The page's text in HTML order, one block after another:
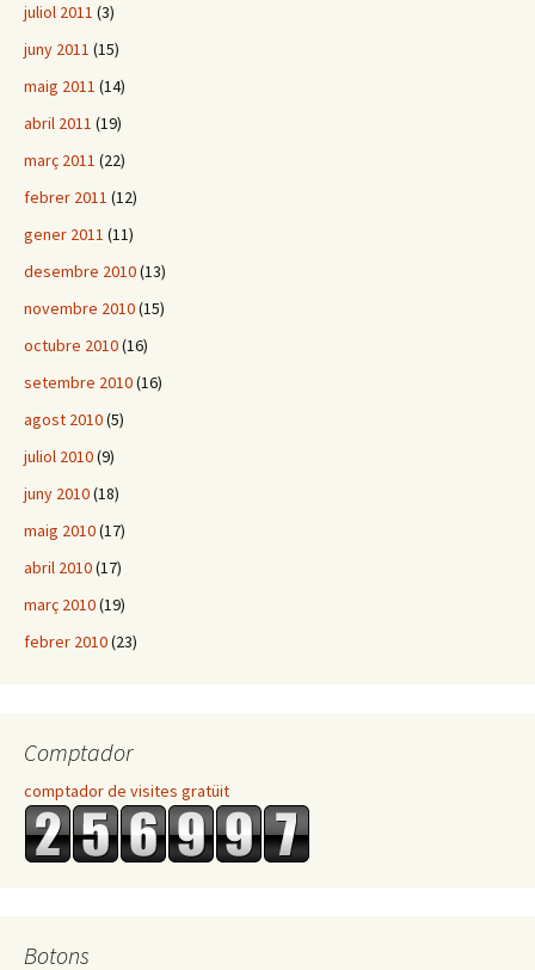
juliol 2011 (3)
juny 2011 (15)
maig 2011 (14)
abril 2011 (19)
març 2011 (22)
febrer 2011 (12)
gener 2011 (11)
desembre 2010(13)
novembre 2010(15)
octubre 2010(16)
setembre 2010(16)
agost 2010(5)
juliol 2010(9)
juny 2010(18)
maig 2010(17)
abril 2010(17)
març 2010(19)
febrer 2010(23)
Comptador
comptador de visites gratüit
Botons